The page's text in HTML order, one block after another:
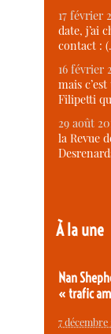
17 février
date, j’ai
contact :
16 février
mais
Filipetti
29 août
la Revue
À la une
Nan
« trafic
7 décembre